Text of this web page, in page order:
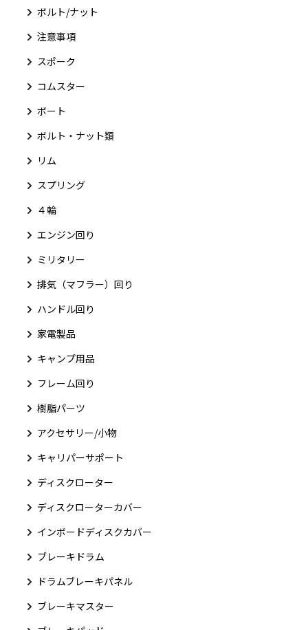
ボルト/ナット
注意事項
スポーク
コムスター
ボート
ボルト・ナット類
リム
スプリング
４輪
エンジン回り
ミリタリー
排気（マフラー）回り
ハンドル回り
家電製品
キャンプ用品
フレーム回り
樹脂パーツ
アクセサリー/小物
キャリパーサポート
ディスクローター
ディスクローターカバー
インボードディスクカバー
ブレーキドラム
ドラムブレーキパネル
ブレーキマスター